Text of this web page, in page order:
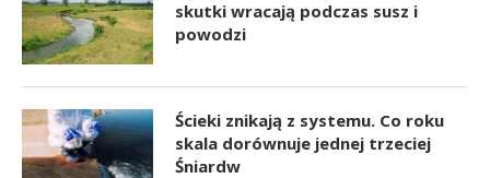
skutki wracają podczas susz i
powodzi
Ścieki znikają z systemu. Co roku
skala dorównuje jednej trzeciej
Śniardw